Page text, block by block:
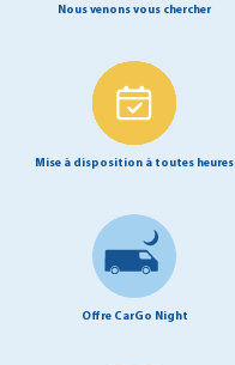
Nous venons vous chercher
Mise à disposition à toutes heures
Offre CarGo Night